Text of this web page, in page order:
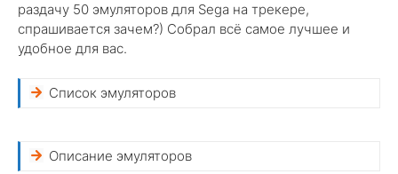
раздачу 50 эмуляторов для Sega на трекере,
спрашивается зачем?) Собрал всё самое лучшее и
удобное для вас.
Список эмуляторов
Описание эмуляторов